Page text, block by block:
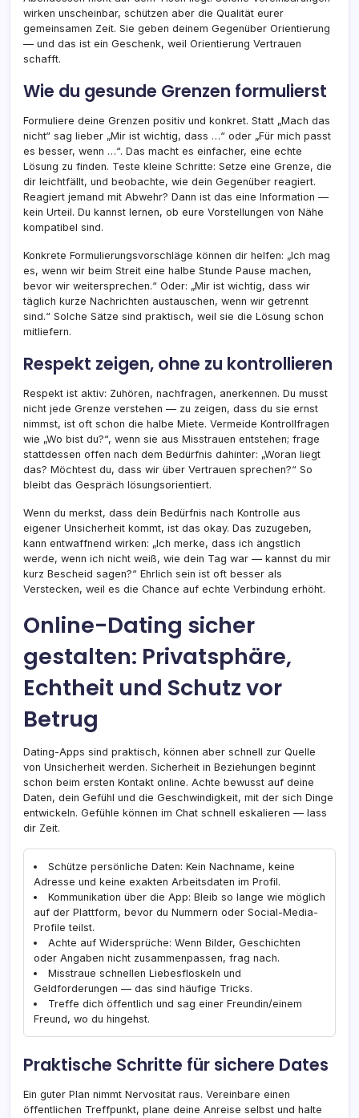
wirken unscheinbar, schützen aber die Qualität eurer
gemeinsamen Zeit. Sie geben deinem Gegenüber Orientierung
— und das ist ein Geschenk, weil Orientierung Vertrauen
schafft.
Wie du gesunde Grenzen formulierst
Formuliere deine Grenzen positiv und konkret. Statt „Mach das
nicht“ sag lieber „Mir ist wichtig, dass …“ oder „Für mich passt
es besser, wenn …“. Das macht es einfacher, eine echte
Lösung zu finden. Teste kleine Schritte: Setze eine Grenze, die
dir leichtfällt, und beobachte, wie dein Gegenüber reagiert.
Reagiert jemand mit Abwehr? Dann ist das eine Information —
kein Urteil. Du kannst lernen, ob eure Vorstellungen von Nähe
kompatibel sind.
Konkrete Formulierungsvorschläge können dir helfen: „Ich mag
es, wenn wir beim Streit eine halbe Stunde Pause machen,
bevor wir weitersprechen.“ Oder: „Mir ist wichtig, dass wir
täglich kurze Nachrichten austauschen, wenn wir getrennt
sind.“ Solche Sätze sind praktisch, weil sie die Lösung schon
mitliefern.
Respekt zeigen, ohne zu kontrollieren
Respekt ist aktiv: Zuhören, nachfragen, anerkennen. Du musst
nicht jede Grenze verstehen — zu zeigen, dass du sie ernst
nimmst, ist oft schon die halbe Miete. Vermeide Kontrollfragen
wie „Wo bist du?“, wenn sie aus Misstrauen entstehen; frage
stattdessen offen nach dem Bedürfnis dahinter: „Woran liegt
das? Möchtest du, dass wir über Vertrauen sprechen?“ So
bleibt das Gespräch lösungsorientiert.
Wenn du merkst, dass dein Bedürfnis nach Kontrolle aus
eigener Unsicherheit kommt, ist das okay. Das zuzugeben,
kann entwaffnend wirken: „Ich merke, dass ich ängstlich
werde, wenn ich nicht weiß, wie dein Tag war — kannst du mir
kurz Bescheid sagen?“ Ehrlich sein ist oft besser als
Verstecken, weil es die Chance auf echte Verbindung erhöht.
Online-Dating sicher
gestalten: Privatsphäre,
Echtheit und Schutz vor
Betrug
Dating-Apps sind praktisch, können aber schnell zur Quelle
von Unsicherheit werden. Sicherheit in Beziehungen beginnt
schon beim ersten Kontakt online. Achte bewusst auf deine
Daten, dein Gefühl und die Geschwindigkeit, mit der sich Dinge
entwickeln. Gefühle können im Chat schnell eskalieren — lass
dir Zeit.
Schütze persönliche Daten: Kein Nachname, keine
Adresse und keine exakten Arbeitsdaten im Profil.
Kommunikation über die App: Bleib so lange wie möglich
auf der Plattform, bevor du Nummern oder Social-Media-
Profile teilst.
Achte auf Widersprüche: Wenn Bilder, Geschichten
oder Angaben nicht zusammenpassen, frag nach.
Misstraue schnellen Liebesfloskeln und
Geldforderungen — das sind häufige Tricks.
Treffe dich öffentlich und sag einer Freundin/einem
Freund, wo du hingehst.
Praktische Schritte für sichere Dates
Ein guter Plan nimmt Nervosität raus. Vereinbare einen
öffentlichen Treffpunkt, plane deine Anreise selbst und halte